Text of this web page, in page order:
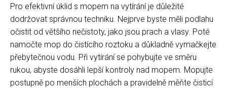
Pro efektivní úklid s mopem na vytírání je důležité
dodržovat správnou techniku. Nejprve byste měli podlahu
očistit od většího nečistoty, jako jsou prach a vlasy. Poté
namočte mop do čistícího roztoku a důkladně vymačkejte
přebytečnou vodu. Při vytírání se pohybujte ve směru
rukou, abyste dosáhli lepší kontroly nad mopem. Mopujte
postupně po menších plochách a pravidelně měňte čisticí